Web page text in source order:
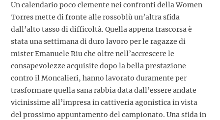
Un calendario poco clemente nei confronti della Women
Torres mette di fronte alle rossoblù un’altra sfida
dall’alto tasso di difficoltà. Quella appena trascorsa è
stata una settimana di duro lavoro per le ragazze di
mister Emanuele Riu che oltre nell’accrescere le
consapevolezze acquisite dopo la bella prestazione
contro il Moncalieri, hanno lavorato duramente per
trasformare quella sana rabbia data dall’essere andate
vicinissime all’impresa in cattiveria agonistica in vista
del prossimo appuntamento del campionato. Una sfida in